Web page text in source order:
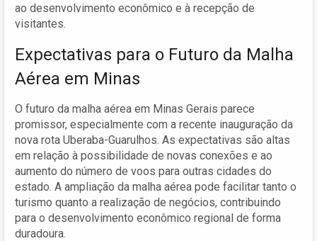
ao desenvolvimento econômico e à recepção de
visitantes.
Expectativas para o Futuro da Malha
Aérea em Minas
O futuro da malha aérea em Minas Gerais parece
promissor, especialmente com a recente inauguração da
nova rota Uberaba-Guarulhos. As expectativas são altas
em relação à possibilidade de novas conexões e ao
aumento do número de voos para outras cidades do
estado. A ampliação da malha aérea pode facilitar tanto o
turismo quanto a realização de negócios, contribuindo
para o desenvolvimento econômico regional de forma
duradoura.